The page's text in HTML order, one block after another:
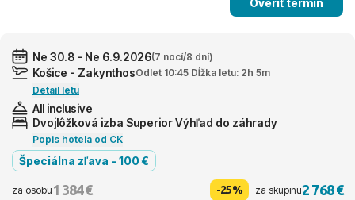
Overiť termín
Ne 30.8 - Ne 6.9.2026(7 nocí/8 dní)
Košice - ZakynthosOdlet 10:45 Dĺžka letu: 2h 5m
Detail letu
All inclusive
Dvojlôžková izba Superior Výhľad do záhrady
Popis hotela od CK
Špeciálna zľava - 100 €
za osobu 1 384 € -25% za skupinu2 768 €